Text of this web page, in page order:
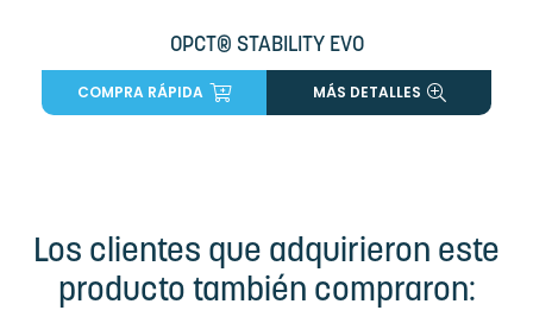
OPCT® STABILITY EVO
COMPRA RÁPIDA MÁS DETALLES
Los clientes que adquirieron este
producto también compraron: